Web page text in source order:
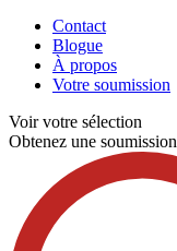
Contact
Blogue
À propos
Votre soumission
Voir votre sélection
Obtenez une soumission